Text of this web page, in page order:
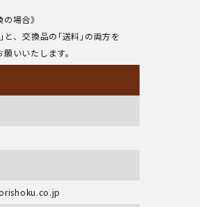
場合》
交換品の｢送料｣の両方を
いたします。